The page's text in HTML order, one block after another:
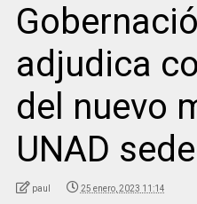
adjudica
del nuevo
UNAD
paul 25 enero, 2023 11:14